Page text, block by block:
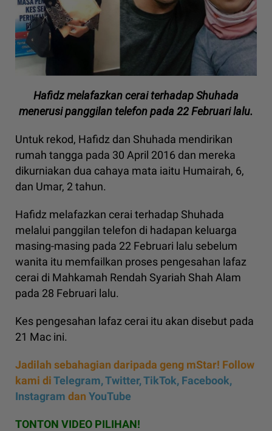
Hafidz melafazkan cerai terhadap Shuhada
menerusi panggilan telefon pada 22 Februari lalu.
Untuk rekod, Hafidz dan Shuhada mendirikan
rumah tangga pada 30 April 2016 dan mereka
dikurniakan dua cahaya mata iaitu Humairah, 6,
dan Umar, 2 tahun.
Hafidz melafazkan cerai terhadap Shuhada
melalui panggilan telefon di hadapan keluarga
masing-masing pada 22 Februari lalu sebelum
wanita itu memfailkan proses pengesahan lafaz
cerai di Mahkamah Rendah Syariah Shah Alam
pada 28 Februari lalu.
Kes pengesahan lafaz cerai itu akan disebut pada
21 Mac ini.
Jadilah sebahagian daripada geng mStar! Follow
kami diTelegram,Twitter,TikTok, Facebook,
Instagram dan YouTube
TONTON VIDEO PILIHAN!